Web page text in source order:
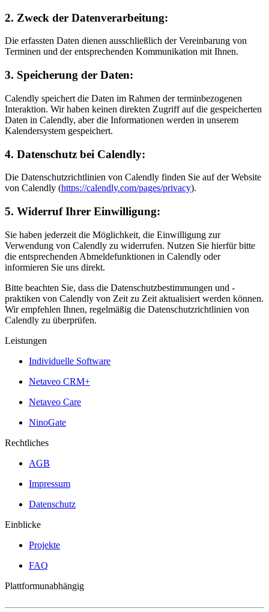
2. Zweck der Datenverarbeitung:
Die erfassten Daten dienen ausschließlich der Vereinbarung von
Terminen und der entsprechenden Kommunikation mit Ihnen.
3. Speicherung der Daten:
Calendly speichert die Daten im Rahmen der terminbezogenen
Interaktion. Wir haben keinen direkten Zugriff auf die gespeicherten
Daten in Calendly, aber die Informationen werden in unserem
Kalendersystem gespeichert.
4. Datenschutz bei Calendly:
Die Datenschutzrichtlinien von Calendly finden Sie auf der Website
von Calendly (https://calendly.com/pages/privacy).
5. Widerruf Ihrer Einwilligung:
Sie haben jederzeit die Möglichkeit, die Einwilligung zur
Verwendung von Calendly zu widerrufen. Nutzen Sie hierfür bitte
die entsprechenden Abmeldefunktionen in Calendly oder
informieren Sie uns direkt.
Bitte beachten Sie, dass die Datenschutzbestimmungen und -
praktiken von Calendly von Zeit zu Zeit aktualisiert werden können.
Wir empfehlen Ihnen, regelmäßig die Datenschutzrichtlinien von
Calendly zu überprüfen.
Leistungen
Individuelle Software
Netaveo CRM+
Netaveo Care
NinoGate
Rechtliches
AGB
Impressum
Datenschutz
Einblicke
Projekte
FAQ
Plattformunabhängig